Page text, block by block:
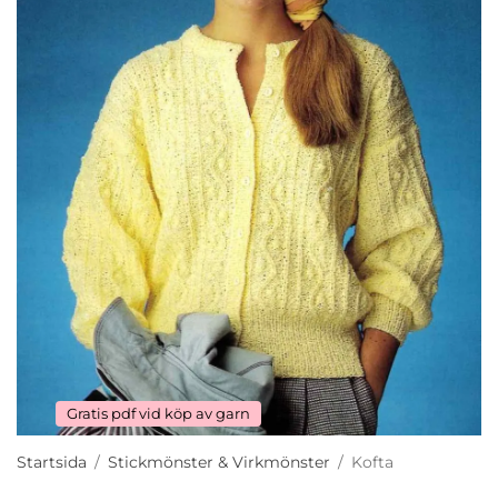
Gratis pdf vid köp av garn
Startsida / Stickmönster & Virkmönster / Kofta